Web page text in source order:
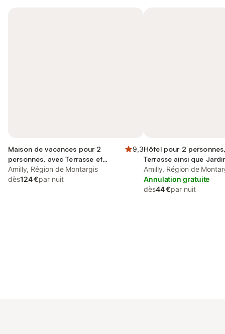
Maison de vacances pour 2
personnes, avec Terrasse et
Jardin ainsi que Sauna et Vue
9,3
Amilly, Région de Montargis
dès124 €par nuit
Hôtel pour 2
Terrasse ainsi que
Amilly, Région de
Annulation gratuite
dès44 €par nuit